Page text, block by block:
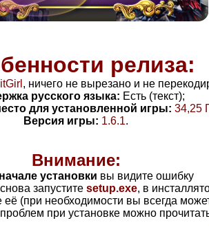
релиза:
, ничего не вырезано и не
русского языка: Есть (текст);
для установленной игры: 34,25
Версия игры: 1.6.1.
Внимание:
установки вы видите ошибку
запустите setup.exe, в
её (при необходимости вы всегда
при установке можно